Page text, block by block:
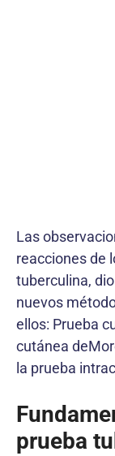
Las
reacciones de
tuberculina,
nuevos
ellos: Prueba
cutánea
la prueba
prueba